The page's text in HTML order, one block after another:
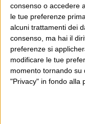
consenso o accedere
le tue preferenze
alcuni trattamenti dei
consenso, ma hai il
preferenze si
modificare le tue
momento tornando su
"Privacy" in fondo alla